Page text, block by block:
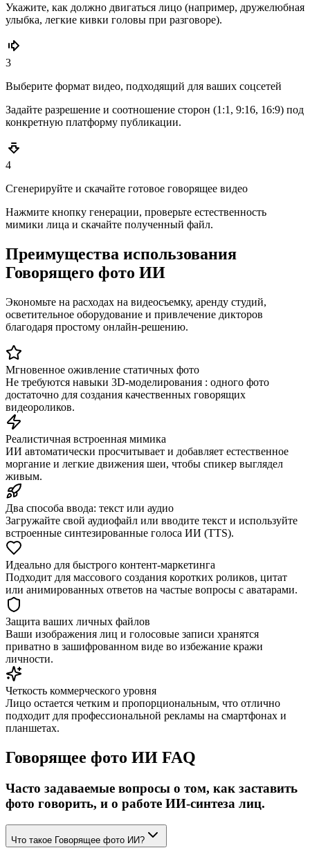
Укажите, как должно двигаться лицо (например, дружелюбная
улыбка, легкие кивки головы при разговоре).
3
Выберите формат видео, подходящий для ваших соцсетей
Задайте разрешение и соотношение сторон (1:1, 9:16, 16:9) под
конкретную платформу публикации.
4
Сгенерируйте и скачайте готовое говорящее видео
Нажмите кнопку генерации, проверьте естественность
мимики лица и скачайте полученный файл.
Преимущества использования
Говорящего фото ИИ
Экономьте на расходах на видеосъемку, аренду студий,
осветительное оборудование и привлечение дикторов
благодаря простому онлайн-решению.
Мгновенное оживление статичных фото
Не требуются навыки 3D-моделирования : одного фото
достаточно для создания качественных говорящих
видеороликов.
Реалистичная встроенная мимика
ИИ автоматически просчитывает и добавляет естественное
моргание и легкие движения шеи, чтобы спикер выглядел
живым.
Два способа ввода: текст или аудио
Загружайте свой аудиофайл или вводите текст и используйте
встроенные синтезированные голоса ИИ (TTS).
Идеально для быстрого контент-маркетинга
Подходит для массового создания коротких роликов, цитат
или анимированных ответов на частые вопросы с аватарами.
Защита ваших личных файлов
Ваши изображения лиц и голосовые записи хранятся
приватно в зашифрованном виде во избежание кражи
личности.
Четкость коммерческого уровня
Лицо остается четким и пропорциональным, что отлично
подходит для профессиональной рекламы на смартфонах и
планшетах.
Говорящее фото ИИ FAQ
Часто задаваемые вопросы о том, как заставить
фото говорить, и о работе ИИ-синтеза лиц.
Что такое Говорящее фото ИИ?